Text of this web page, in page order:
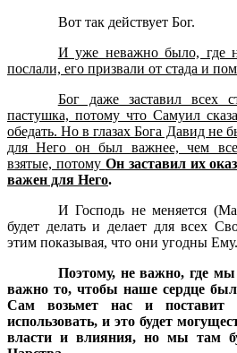
Вот так действует Бог.
И уже неважно было, где
послали, его призвали от стада и
Бог даже заставил всех
пастушка, потому что Самуил
обедать. Но в глазах Бога Давид
для Него он был важнее, чем
взятые, потому Он заставил их
важен для Него.
И Господь не меняется
будет делать и делает для всех
этим показывая, что они угодны Ему.
Поэтому, не важно, где
важно то, чтобы наше сердце
Сам возьмет нас и поставит
использовать, и это будет
власти и влияния, но мы там